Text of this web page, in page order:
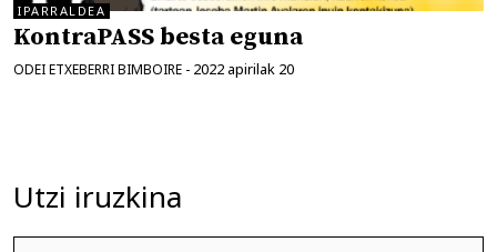
IPARRALDEA
KontraPASS besta eguna
ODEI ETXEBERRI BIMBOIRE - 2022 apirilak 20
Utzi iruzkina